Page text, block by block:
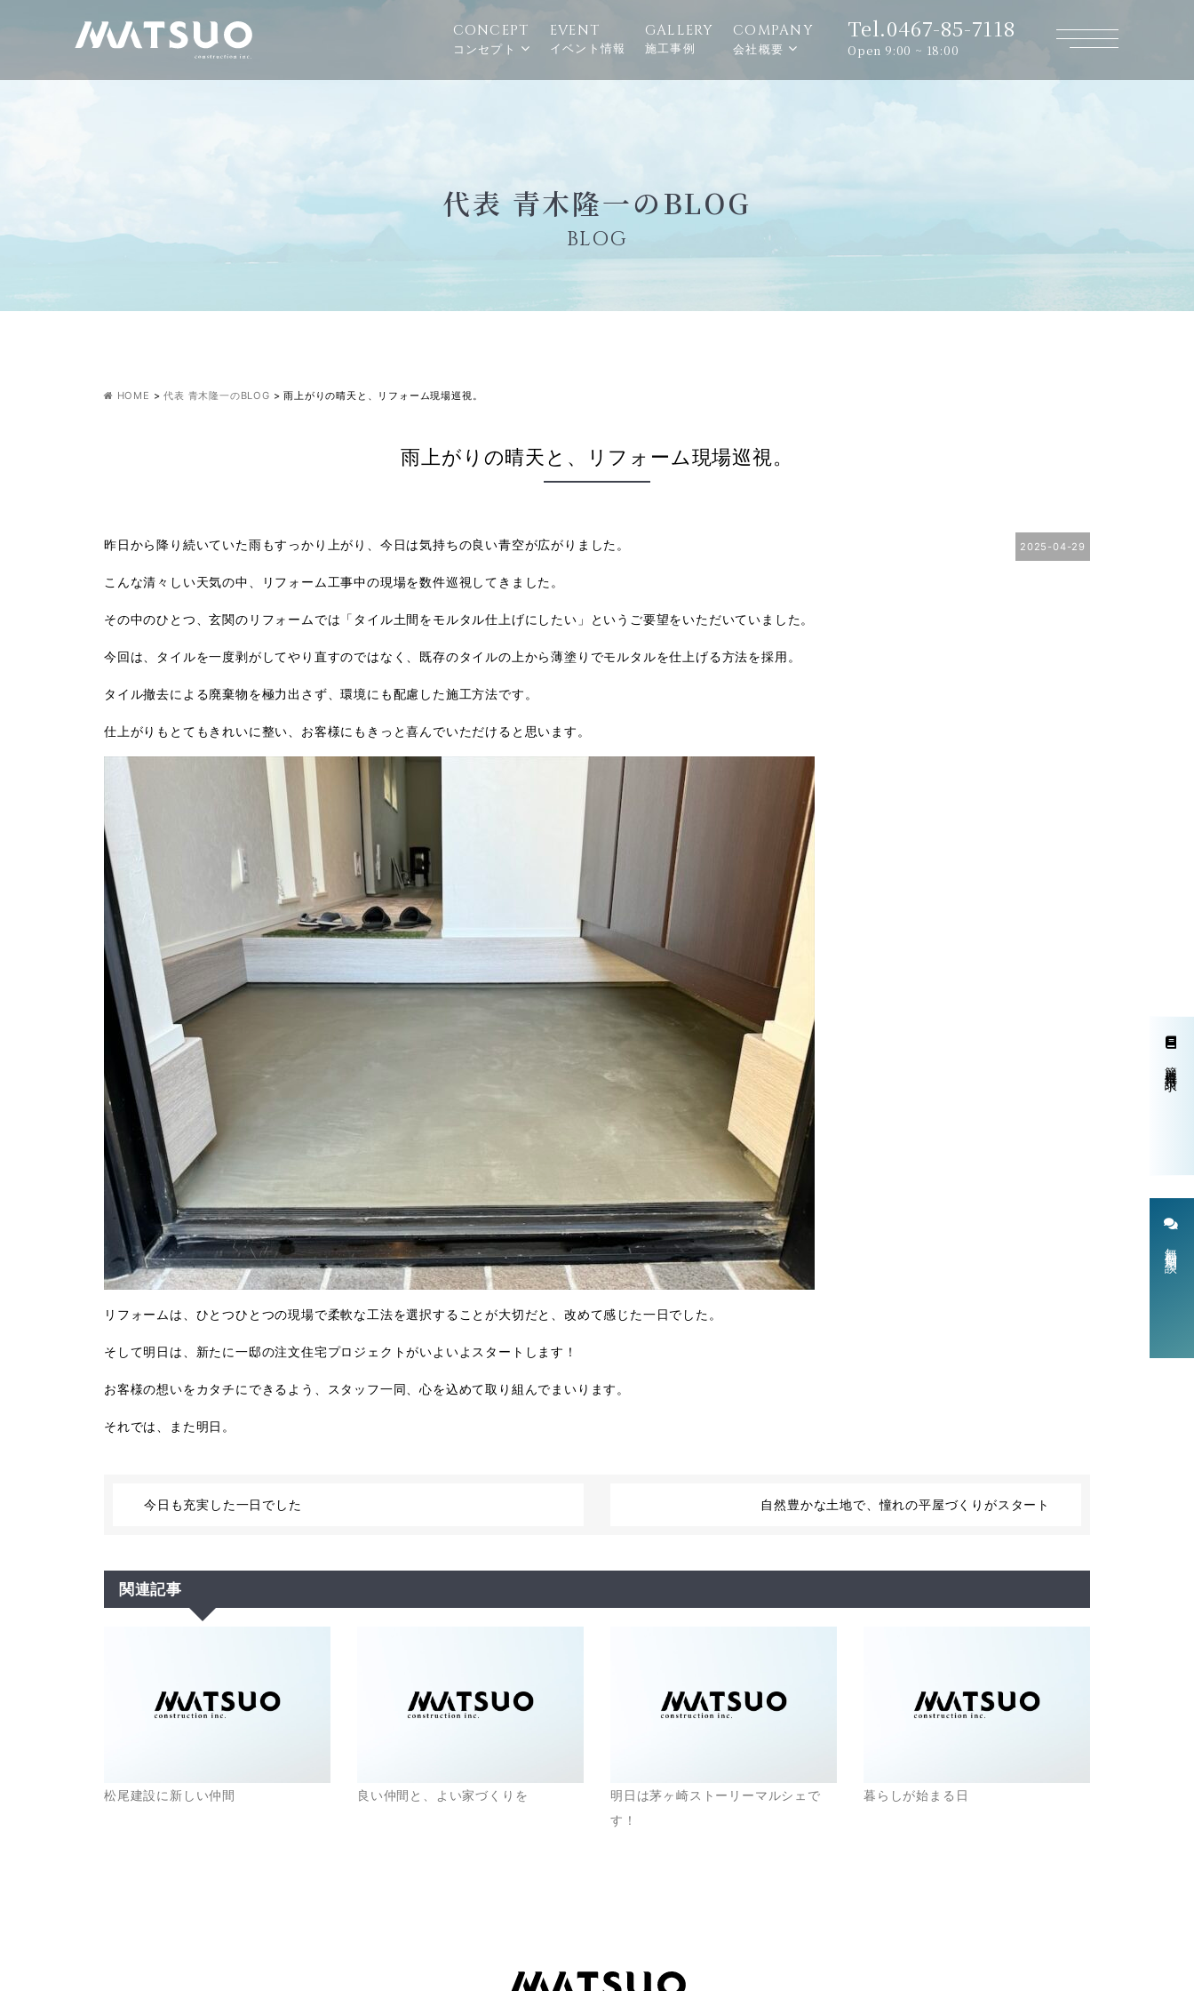
CONCEPT
コンセプト
EVENT
イベント情報
GALLERY
施工事例
COMPANY
会社概要
Tel.0467-85-7118
Open 9:00 ~ 18:00
代表 青木隆一のBLOG
BLOG
HOME >代表 青木隆一のBLOG >雨上がりの晴天と、リフォーム現場巡視。
雨上がりの晴天と、リフォーム現場巡視。
2025-04-29
昨日から降り続いていた雨もすっかり上がり、今日は気持ちの良い青空が広がりました。
こんな清々しい天気の中、リフォーム工事中の現場を数件巡視してきました。
その中のひとつ、玄関のリフォームでは「タイル土間をモルタル仕上げにしたい」というご要望をいただいていました。
今回は、タイルを一度剥がしてやり直すのではなく、既存のタイルの上から薄塗りでモルタルを仕上げる方法を採用。
タイル撤去による廃棄物を極力出さず、環境にも配慮した施工方法です。
仕上がりもとてもきれいに整い、お客様にもきっと喜んでいただけると思います。
リフォームは、ひとつひとつの現場で柔軟な工法を選択することが大切だと、改めて感じた一日でした。
そして明日は、新たに一邸の注文住宅プロジェクトがいよいよスタートします！
お客様の想いをカタチにできるよう、スタッフ一同、心を込めて取り組んでまいります。
それでは、また明日。
今日も充実した一日でした 自然豊かな土地で、憧れの平屋づくりがスタート
関連記事
松尾建設に新しい仲間 良い仲間と、よい家づくりを
明日は茅ヶ崎ストーリーマルシェで
す！
暮らしが始まる日
簡単資料請求
無料個別相談